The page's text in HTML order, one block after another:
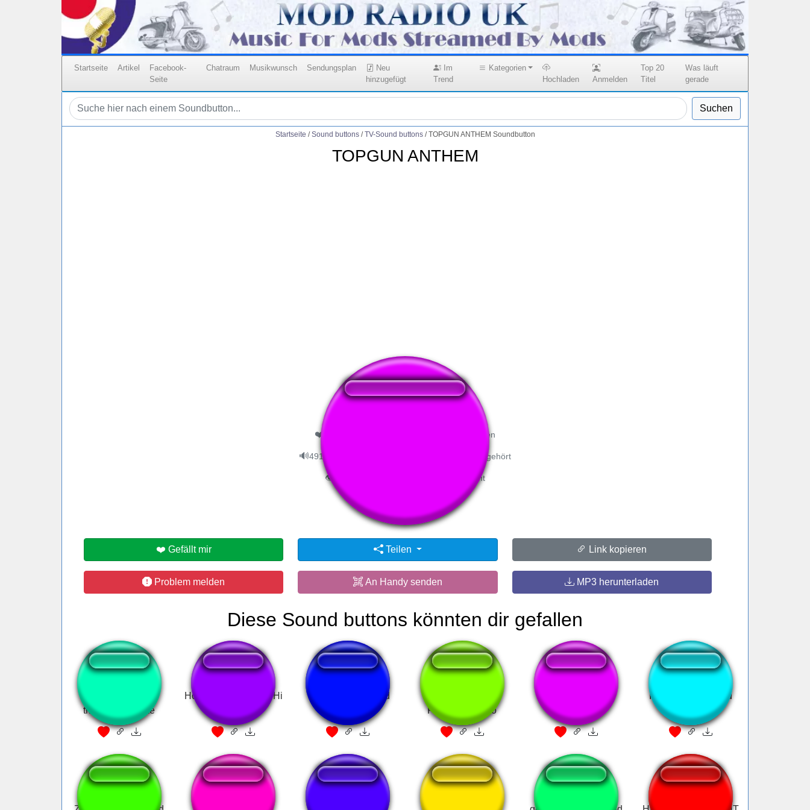
Startseite Artikel
Facebook-
Seite
Chatraum Musikwunsch Sendungsplan
Neu
hinzugefügt
Im
Trend
Kategorien
Hochladen
Anmelden
Top 20
Titel
Was läuft
gerade
Suchen
Startseite / Sound buttons / TV-Sound buttons / TOPGUN ANTHEM Soundbutton
TOPGUN ANTHEM
❤️ Nutzern hat dieser Soundbutton gefallen
🔊491 Nutzer haben sich diesen Soundbutton angehört
👁️1745 Nutzer haben diese Seite besucht
❤️ Gefällt mir Teilen Link kopieren
Problem melden An Handy senden MP3 herunterladen
Diese Sound buttons könnten dir gefallen
The Office- Identity
theft is not a joke
Hoshimachi Suisei - Hi
You Go To Hell And
You Die
Santa Claus e o
Pozinho Mágico
It can only be Jared